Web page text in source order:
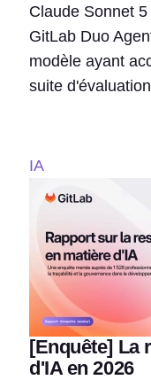
Claude Sonnet
GitLab Duo
modèle ayant
suite
IA
[Enquête] La
d'IA en 2026